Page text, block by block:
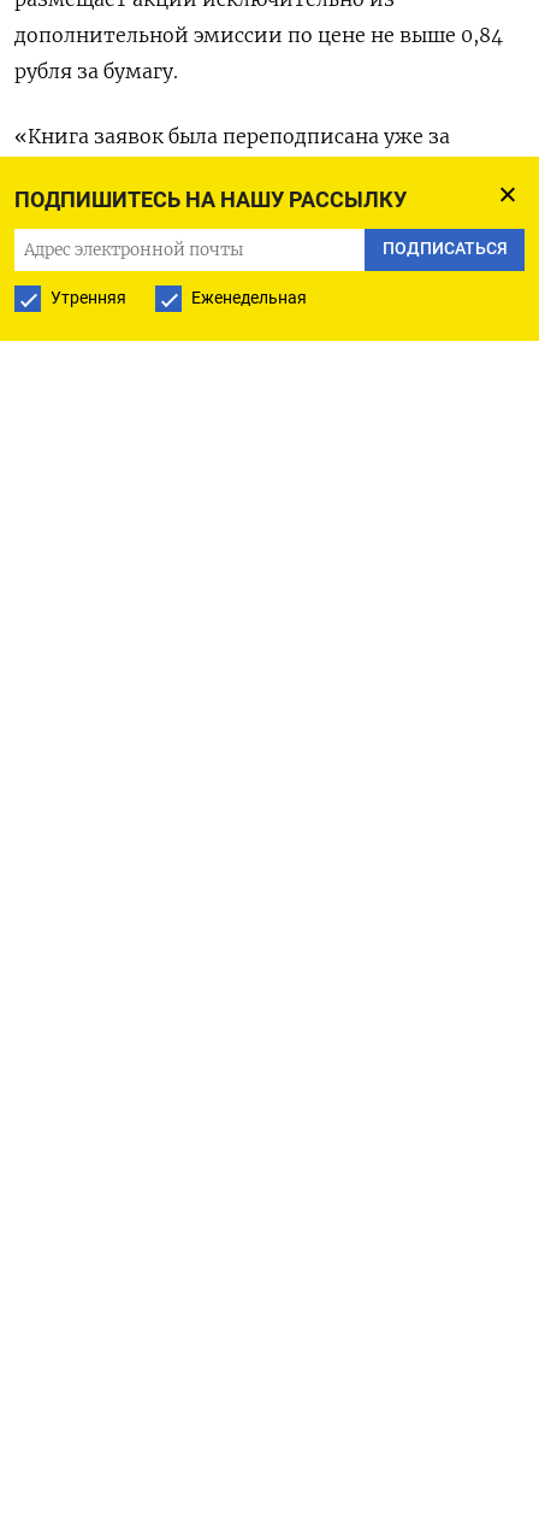
ПОДПИШИТЕСЬ НА НАШУ РАССЫЛКУ
ПОДПИСАТЬСЯ
Утренняя Еженедельная
дополнительной эмиссии по цене не выше 0,84
рубля за бумагу.
«Книга заявок была переподписана уже за
что говорит о значительном интересе
инвесторов к сделке», - говорится в сообщении
Т-Инвестиции.
Источник, близкий к сделке, подтвердил эти